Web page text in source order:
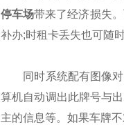
停车场带来了经济损失
补办;时租卡丢失也可随
同时系统配有图像对
算机自动调出此牌号与
主的信息等。如果车牌